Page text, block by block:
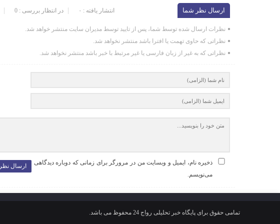
ارسال نظر شما در انتظار بررسی : 0 انتشار یافته : ۰
نظرات ارسال شده توسط شما، پس از تایید توسط مدیران سایت منتشر خواهد شد.
نظراتی که حاوی تهمت یا افترا باشد منتشر نخواهد شد.
نظراتی که به غیر از زبان فارسی یا غیر مرتبط با خبر باشد منتشر نخواهد شد.
ارسال نظر
ذخیره نام، ایمیل و وبسایت من در مرورگر برای زمانی که دوباره دیدگاهی
می‌نویسم.
تمامی حقوق برای پایگاه خبر تحلیلی رواج 24 محفوظ می باشد.